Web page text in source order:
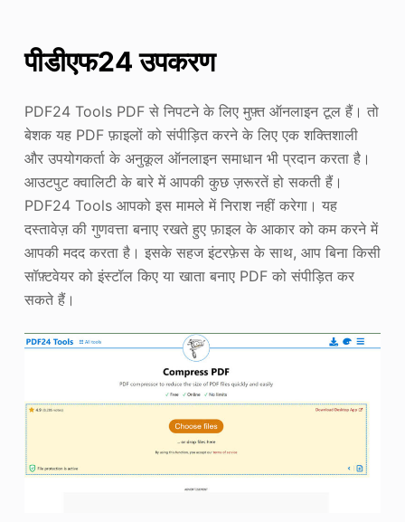
पीडीएफ24 उपकरण
PDF24 Tools PDF से निपटने के लिए मुफ़्त ऑनलाइन टूल हैं। तो
बेशक यह PDF फ़ाइलों को संपीड़ित करने के लिए एक शक्तिशाली
और उपयोगकर्ता के अनुकूल ऑनलाइन समाधान भी प्रदान करता है।
आउटपुट क्वालिटी के बारे में आपकी कुछ ज़रूरतें हो सकती हैं।
PDF24 Tools आपको इस मामले में निराश नहीं करेगा। यह
दस्तावेज़ की गुणवत्ता बनाए रखते हुए फ़ाइल के आकार को कम करने में
आपकी मदद करता है। इसके सहज इंटरफ़ेस के साथ, आप बिना किसी
सॉफ़्टवेयर को इंस्टॉल किए या खाता बनाए PDF को संपीड़ित कर
सकते हैं।